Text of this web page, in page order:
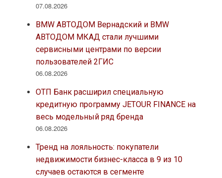
07.08.2026
BMW АВТОДОМ Вернадский и BMW
АВТОДОМ МКАД стали лучшими
сервисными центрами по версии
пользователей 2ГИС
06.08.2026
ОТП Банк расширил специальную
кредитную программу JETOUR FINANCE на
весь модельный ряд бренда
06.08.2026
Тренд на лояльность: покупатели
недвижимости бизнес-класса в 9 из 10
случаев остаются в сегменте